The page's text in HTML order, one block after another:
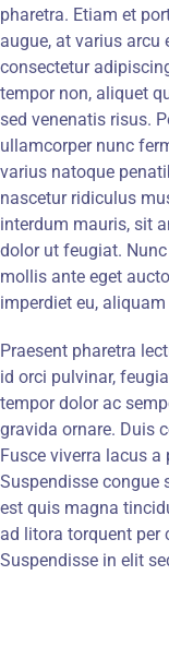
pharetra. Etiam et
augue, at varius arcu
consectetur
tempor non, aliquet
sed venenatis risus.
ullamcorper nunc
varius natoque
nascetur ridiculus
interdum mauris, sit
dolor ut feugiat.
mollis ante eget
imperdiet eu, aliquam
Praesent pharetra
id orci pulvinar,
tempor dolor ac
gravida ornare. Duis
Fusce viverra lacus a
Suspendisse congue
est quis magna
ad litora torquent per
Suspendisse in elit